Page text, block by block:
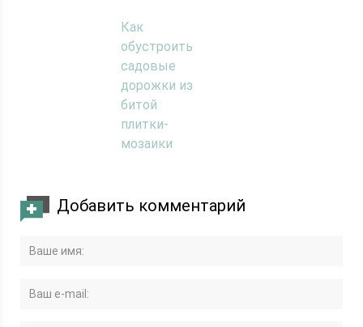
Как
обустроить
садовые
дорожки из
битой
плитки-
мозаики
Добавить комментарий